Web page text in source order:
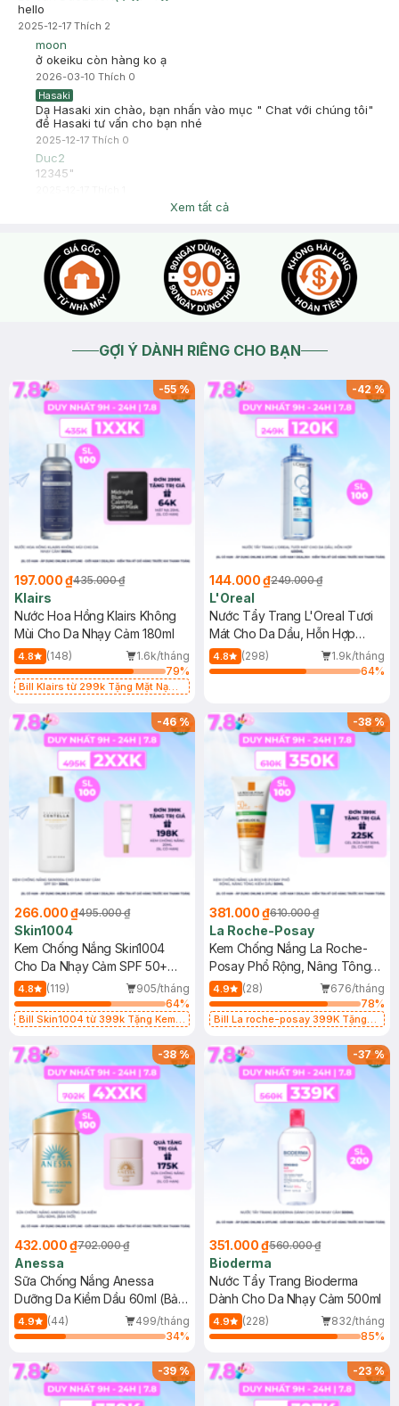
hello
2025-12-17 Thích 2
moon
ở okeiku còn hàng ko ạ
2026-03-10 Thích 0
Hasaki
Dạ Hasaki xin chào, bạn nhấn vào mục " Chat với chúng tôi"
để Hasaki tư vấn cho bạn nhé
2025-12-17 Thích 0
Duc2
12345"
Xem tất cả
GỢI Ý DÀNH RIÊNG CHO BẠN
-55%
197.000 ₫435.000 ₫
Klairs
Nước Hoa Hồng Klairs Không
Mùi Cho Da Nhạy Cảm 180ml
4.8 (148)
1.6k/tháng
79%
Bill Klairs từ 299k Tặng Mặt Nạ
25ml (SL Có Hạn)
-42%
144.000 ₫249.000 ₫
L'Oreal
Nước Tẩy Trang L'Oreal Tươi
Mát Cho Da Dầu, Hỗn Hợp
400ml
4.8 (298)
1.9k/tháng
64%
-46%
266.000 ₫495.000 ₫
Skin1004
Kem Chống Nắng Skin1004
Cho Da Nhạy Cảm SPF 50+
50ml
4.8 (119)
905/tháng
64%
Bill Skin1004 từ 399k Tặng Kem
SPF 50+ 20ml (SL Có Hạn)
-38%
381.000 ₫610.000 ₫
La Roche-Posay
Kem Chống Nắng La Roche-
Posay Phổ Rộng, Nâng Tông
Kiềm Dầu 50ml
4.9 (28)
676/tháng
78%
Bill La roche-posay 399K Tặng
(SL có hạn)
-38%
432.000 ₫702.000 ₫
Anessa
Sữa Chống Nắng Anessa
Dưỡng Da Kiềm Dầu 60ml (Bản
Mới)
4.9 (44)
499/tháng
34%
-37%
351.000 ₫560.000 ₫
Bioderma
Nước Tẩy Trang Bioderma
Dành Cho Da Nhạy Cảm 500ml
4.9 (228)
832/tháng
85%
-39% -23%